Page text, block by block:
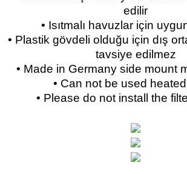
edilir
• Isıtmalı havuzlar için
• Plastik gövdeli olduğu için dış
tavsiye edilmez
• Made in Germany side mount
• Can not be used
• Please do not install the